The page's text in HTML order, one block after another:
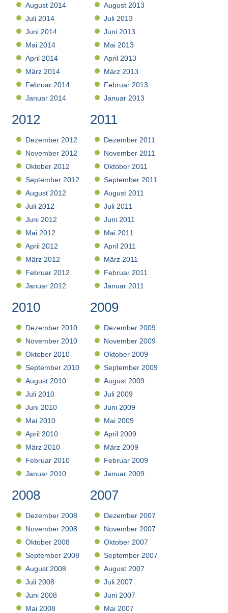
August 2014
Juli 2014
Juni 2014
Mai 2014
April 2014
März 2014
Februar 2014
Januar 2014
August 2013
Juli 2013
Juni 2013
Mai 2013
April 2013
März 2013
Februar 2013
Januar 2013
2012
Dezember 2012
November 2012
Oktober 2012
September 2012
August 2012
Juli 2012
Juni 2012
Mai 2012
April 2012
März 2012
Februar 2012
Januar 2012
2011
Dezember 2011
November 2011
Oktober 2011
September 2011
August 2011
Juli 2011
Juni 2011
Mai 2011
April 2011
März 2011
Februar 2011
Januar 2011
2010
Dezember 2010
November 2010
Oktober 2010
September 2010
August 2010
Juli 2010
Juni 2010
Mai 2010
April 2010
März 2010
Februar 2010
Januar 2010
2009
Dezember 2009
November 2009
Oktober 2009
September 2009
August 2009
Juli 2009
Juni 2009
Mai 2009
April 2009
März 2009
Februar 2009
Januar 2009
2008
Dezember 2008
November 2008
Oktober 2008
September 2008
August 2008
Juli 2008
Juni 2008
Mai 2008
2007
Dezember 2007
November 2007
Oktober 2007
September 2007
August 2007
Juli 2007
Juni 2007
Mai 2007